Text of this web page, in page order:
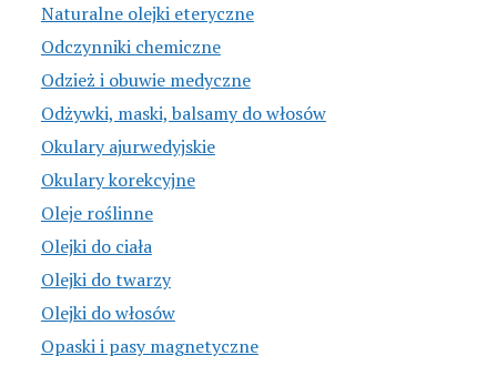
Naturalne olejki eteryczne
Odczynniki chemiczne
Odzież i obuwie medyczne
Odżywki, maski, balsamy do włosów
Okulary ajurwedyjskie
Okulary korekcyjne
Oleje roślinne
Olejki do ciała
Olejki do twarzy
Olejki do włosów
Opaski i pasy magnetyczne